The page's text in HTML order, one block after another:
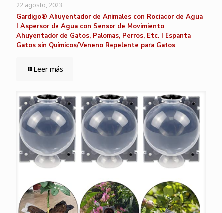
22 agosto, 2023
Gardigo® Ahuyentador de Animales con Rociador de Agua
I Aspersor de Agua con Sensor de Movimiento
Ahuyentador de Gatos, Palomas, Perros, Etc. I Espanta
Gatos sin Químicos/Veneno Repelente para Gatos
Leer más